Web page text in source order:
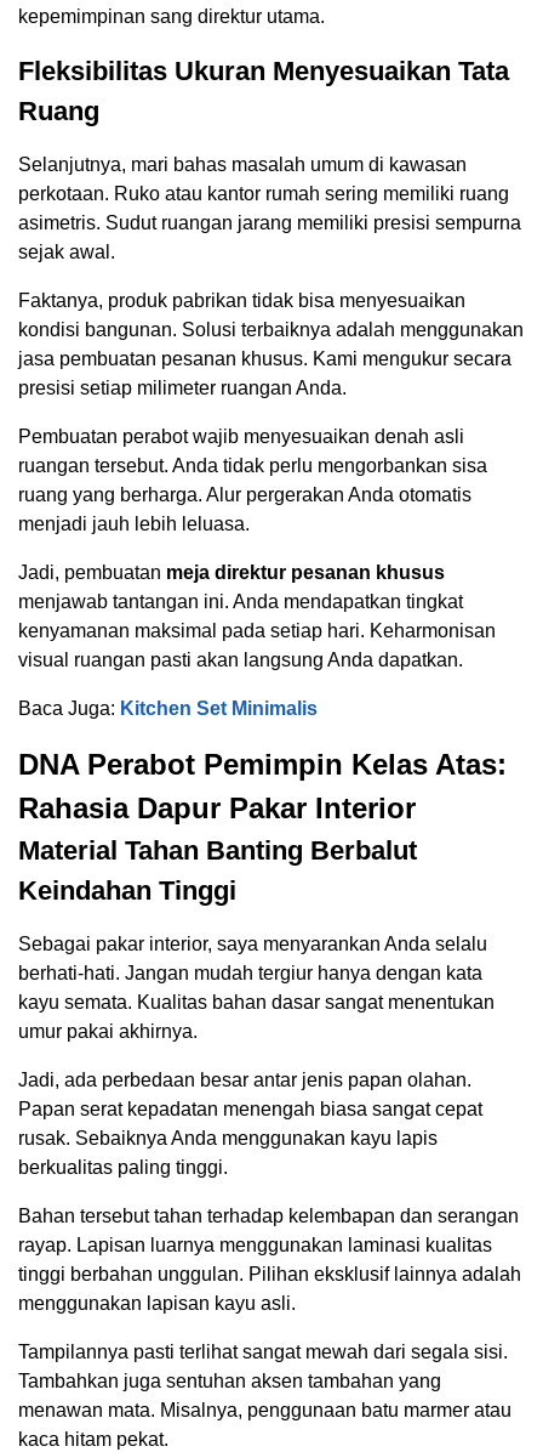
kepemimpinan sang direktur utama.
Fleksibilitas Ukuran Menyesuaikan Tata
Ruang
Selanjutnya, mari bahas masalah umum di kawasan
perkotaan. Ruko atau kantor rumah sering memiliki ruang
asimetris. Sudut ruangan jarang memiliki presisi sempurna
sejak awal.
Faktanya, produk pabrikan tidak bisa menyesuaikan
kondisi bangunan. Solusi terbaiknya adalah menggunakan
jasa pembuatan pesanan khusus. Kami mengukur secara
presisi setiap milimeter ruangan Anda.
Pembuatan perabot wajib menyesuaikan denah asli
ruangan tersebut. Anda tidak perlu mengorbankan sisa
ruang yang berharga. Alur pergerakan Anda otomatis
menjadi jauh lebih leluasa.
Jadi, pembuatan meja direktur pesanan khusus
menjawab tantangan ini. Anda mendapatkan tingkat
kenyamanan maksimal pada setiap hari. Keharmonisan
visual ruangan pasti akan langsung Anda dapatkan.
Baca Juga: Kitchen Set Minimalis
DNA Perabot Pemimpin Kelas Atas:
Rahasia Dapur Pakar Interior
Material Tahan Banting Berbalut
Keindahan Tinggi
Sebagai pakar interior, saya menyarankan Anda selalu
berhati-hati. Jangan mudah tergiur hanya dengan kata
kayu semata. Kualitas bahan dasar sangat menentukan
umur pakai akhirnya.
Jadi, ada perbedaan besar antar jenis papan olahan.
Papan serat kepadatan menengah biasa sangat cepat
rusak. Sebaiknya Anda menggunakan kayu lapis
berkualitas paling tinggi.
Bahan tersebut tahan terhadap kelembapan dan serangan
rayap. Lapisan luarnya menggunakan laminasi kualitas
tinggi berbahan unggulan. Pilihan eksklusif lainnya adalah
menggunakan lapisan kayu asli.
Tampilannya pasti terlihat sangat mewah dari segala sisi.
Tambahkan juga sentuhan aksen tambahan yang
menawan mata. Misalnya, penggunaan batu marmer atau
kaca hitam pekat.